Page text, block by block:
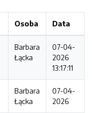
Osoba Data
Barbara
Łącka
07-04-
2026
13:17:11
Barbara
Łącka
07-04-
2026